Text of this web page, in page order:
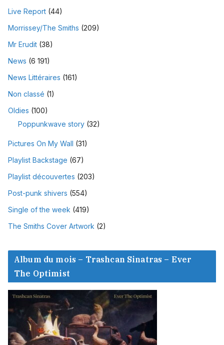
Live Report (44)
Morrissey/The Smiths (209)
Mr Erudit (38)
News (6 191)
News Littéraires (161)
Non classé (1)
Oldies (100)
Poppunkwave story (32)
Pictures On My Wall (31)
Playlist Backstage (67)
Playlist découvertes (203)
Post-punk shivers (554)
Single of the week (419)
The Smiths Cover Artwork (2)
Album du mois – Trashcan Sinatras – Ever
The Optimist